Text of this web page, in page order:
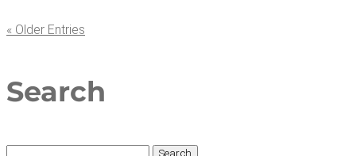
« Older Entries
Search